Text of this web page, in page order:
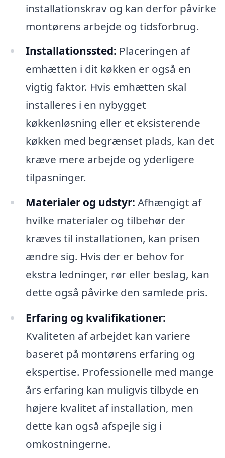
installationskrav og kan derfor påvirke
montørens arbejde og tidsforbrug.
Installationssted: Placeringen af
emhætten i dit køkken er også en
vigtig faktor. Hvis emhætten skal
installeres i en nybygget
køkkenløsning eller et eksisterende
køkken med begrænset plads, kan det
kræve mere arbejde og yderligere
tilpasninger.
Materialer og udstyr: Afhængigt af
hvilke materialer og tilbehør der
kræves til installationen, kan prisen
ændre sig. Hvis der er behov for
ekstra ledninger, rør eller beslag, kan
dette også påvirke den samlede pris.
Erfaring og kvalifikationer:
Kvaliteten af arbejdet kan variere
baseret på montørens erfaring og
ekspertise. Professionelle med mange
års erfaring kan muligvis tilbyde en
højere kvalitet af installation, men
dette kan også afspejle sig i
omkostningerne.